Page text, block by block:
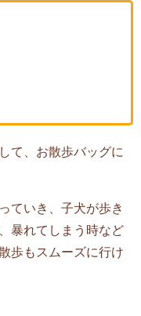
て、お散歩バッグに
ていき、子犬が歩き
暴れてしまう時など
歩もスムーズに行け